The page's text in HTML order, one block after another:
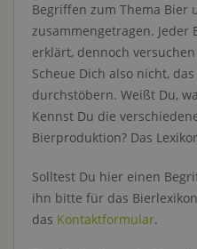
Begriffen zum Thema Bier
zusammengetragen.
erklärt, dennoch
Scheue Dich also nicht,
durchstöbern. Weißt Du,
Kennst Du die
Bierproduktion? Das
Solltest Du hier einen
ihn bitte für das
das Kontaktformular.